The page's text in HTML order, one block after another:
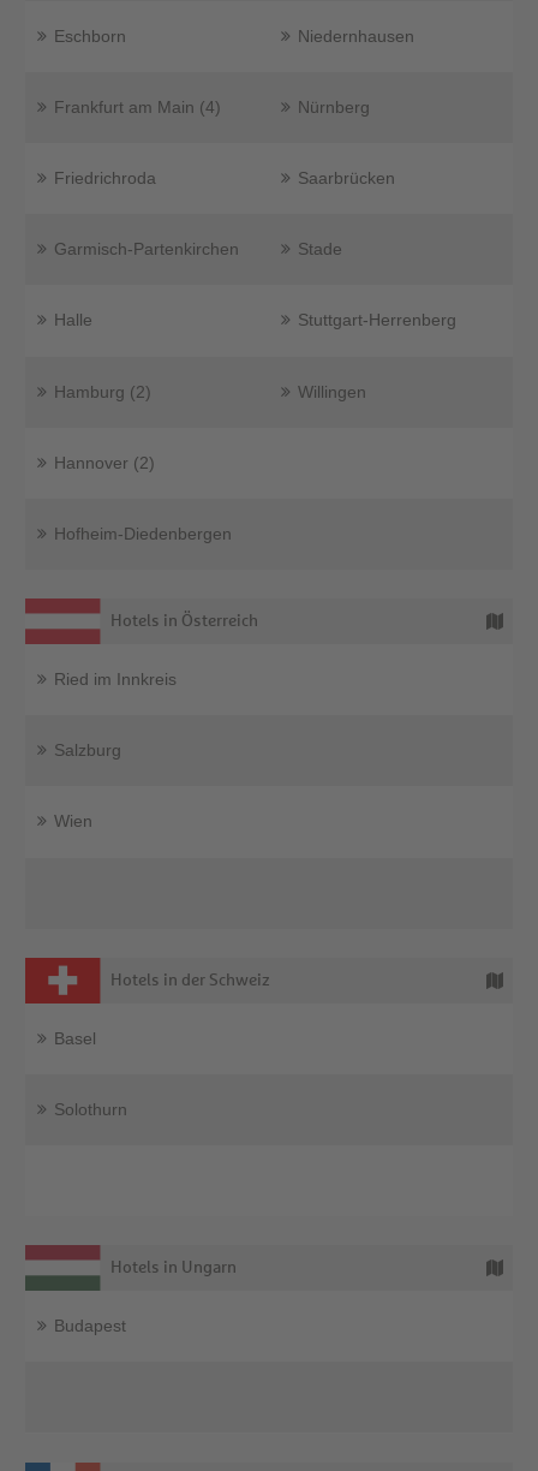
Eschborn
Frankfurt am Main (4)
Friedrichroda
Garmisch-Partenkirchen
Halle
Hamburg (2)
Hannover (2)
Hofheim-Diedenbergen
Niedernhausen
Nürnberg
Saarbrücken
Stade
Stuttgart-Herrenberg
Willingen
Hotels in Österreich
Ried im Innkreis
Salzburg
Wien
Hotels in der Schweiz
Basel
Solothurn
Hotels in Ungarn
Budapest